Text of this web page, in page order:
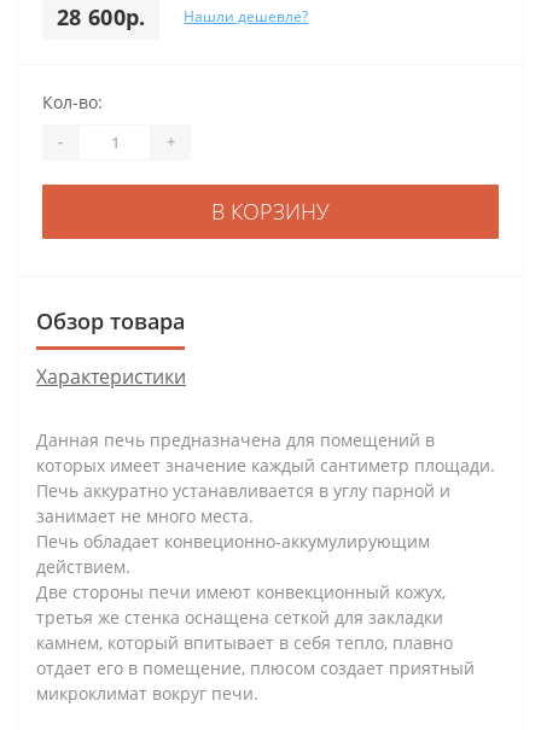
28 600р. Нашли дешевле?
Кол-во:
- +
В КОРЗИНУ
Обзор товара
Характеристики
Данная печь предназначена для помещений в
которых имеет значение каждый сантиметр площади.
Печь аккуратно устанавливается в углу парной и
занимает не много места.
Печь обладает конвеционно-аккумулирующим
действием.
Две стороны печи имеют конвекционный кожух,
третья же стенка оснащена сеткой для закладки
камнем, который впитывает в себя тепло, плавно
отдает его в помещение, плюсом создает приятный
микроклимат вокруг печи.